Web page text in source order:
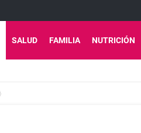
SALUD FAMILIA NUTRICIÓN